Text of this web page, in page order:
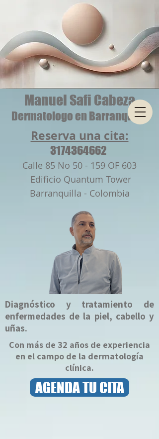
Manuel Safi Cabeza
Dermatologo en Barranquilla
Reserva una cita:
3174364662
Calle 85 No 50 - 159 OF 603
Edificio Quantum Tower
Barranquilla - Colombia
Diagnóstico y tratamiento de
enfermedades de la piel, cabello y
uñas.
Con más de 32 años de experiencia
en el campo de la dermatología
clínica.
AGENDA TU CITA